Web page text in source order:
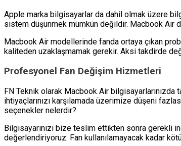
Apple marka bilgisayarlar da dahil olmak üzere
sistem düşünmek mümkün değildir. Macbook Air
Macbook Air modellerinde fanda ortaya çıkan
kaliteden uzaklaşmamak gerekir. Aksi takdirde
Profesyonel Fan Değişim Hizmetleri
FN Teknik olarak Macbook Air
ihtiyaçlarınızı karşılamada üzerimize düşeni
seçenekler nelerdir?
Bilgisayarınızı bize teslim ettikten sonra gerekli
değerlendiriyoruz. Fan kullanılamayacak kadar